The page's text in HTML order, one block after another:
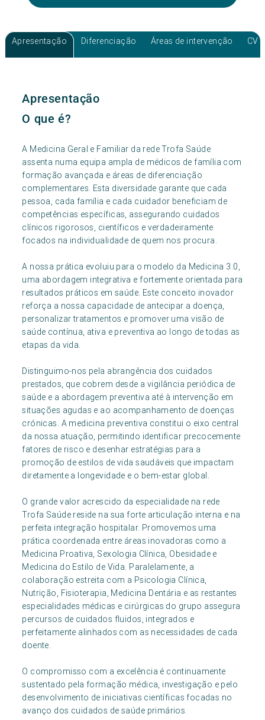
Apresentação Diferenciação Áreas de intervenção CV
Apresentação
O que é?
A Medicina Geral e Familiar da rede Trofa Saúde
assenta numa equipa ampla de médicos de família com
formação avançada e áreas de diferenciação
complementares. Esta diversidade garante que cada
pessoa, cada família e cada cuidador beneficiam de
competências específicas, assegurando cuidados
clínicos rigorosos, científicos e verdadeiramente
focados na individualidade de quem nos procura.
A nossa prática evoluiu para o modelo da Medicina 3.0,
uma abordagem integrativa e fortemente orientada para
resultados práticos em saúde. Este conceito inovador
reforça a nossa capacidade de antecipar a doença,
personalizar tratamentos e promover uma visão de
saúde contínua, ativa e preventiva ao longo de todas as
etapas da vida.
Distinguimo-nos pela abrangência dos cuidados
prestados, que cobrem desde a vigilância periódica de
saúde e a abordagem preventiva até à intervenção em
situações agudas e ao acompanhamento de doenças
crónicas. A medicina preventiva constitui o eixo central
da nossa atuação, permitindo identificar precocemente
fatores de risco e desenhar estratégias para a
promoção de estilos de vida saudáveis que impactam
diretamente a longevidade e o bem-estar global.
O grande valor acrescido da especialidade na rede
Trofa Saúde reside na sua forte articulação interna e na
perfeita integração hospitalar. Promovemos uma
prática coordenada entre áreas inovadoras como a
Medicina Proativa, Sexologia Clínica, Obesidade e
Medicina do Estilo de Vida. Paralelamente, a
colaboração estreita com a Psicologia Clínica,
Nutrição, Fisioterapia, Medicina Dentária e as restantes
especialidades médicas e cirúrgicas do grupo assegura
percursos de cuidados fluidos, integrados e
perfeitamente alinhados com as necessidades de cada
doente.
O compromisso com a excelência é continuamente
sustentado pela formação médica, investigação e pelo
desenvolvimento de iniciativas científicas focadas no
avanço dos cuidados de saúde primários.